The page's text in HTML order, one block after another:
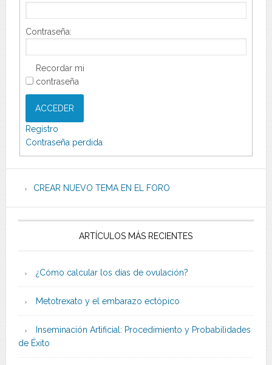
Contraseña:
Recordar mi
contraseña
ACCEDER
Registro
Contraseña perdida
CREAR NUEVO TEMA EN EL FORO
ARTÍCULOS MÁS RECIENTES
¿Cómo calcular los días de ovulación?
Metotrexato y el embarazo ectópico
Inseminación Artificial: Procedimiento y Probabilidades
de Éxito